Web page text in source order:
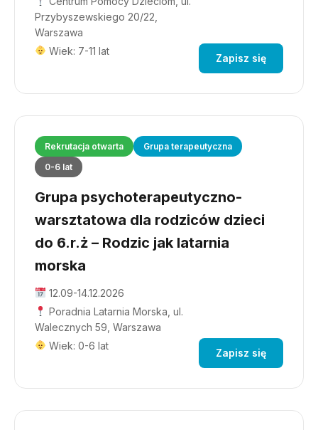
Przybyszewskiego 20/22,
Warszawa
Wiek: 7-11 lat
Zapisz się
Rekrutacja otwarta
Grupa terapeutyczna
0-6 lat
Grupa psychoterapeutyczno-
warsztatowa dla rodziców dzieci
do 6.r.ż – Rodzic jak latarnia
morska
12.09-14.12.2026
Poradnia Latarnia Morska, ul.
Walecznych 59, Warszawa
Wiek: 0-6 lat
Zapisz się